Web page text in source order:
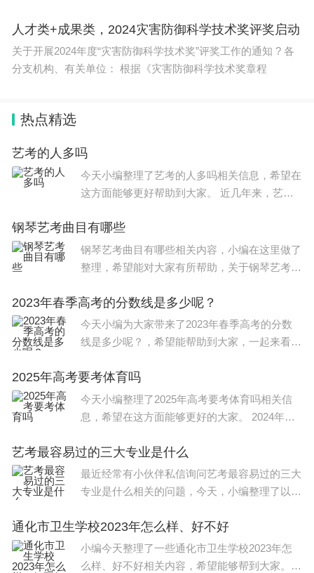
好充分的准备
其实答辩考验的也是学生的各项能力和性格，只要学
怕，如果自己气势上赢了，那么就证明你已经赢了一
而且不管是本科生还是研究生或者是博士，都需要认
真对待答辩，毕竟答辩也关乎这学生能否毕业。
要的一关，尤其是学历越高，答辩也就越严格，这对
于学生来讲也是一种考验。
所以学生在答辩前也要做好充分的准备，一定要拿出
自己全部的实力，把最好的一面展现给各位导师。
尤其是学生已经是经历了重重难关，千万不要败在这
那就会延期毕业，基本都要3-5年的时间，这也会耽
误学生更多的时间，同时也会导致学生错过最佳就业
人才类+成果类，2024灾害防御科学技术奖评奖启动
关于开展2024年度“灾害防御科学技术奖”评奖工作的通知 ? 各
分支机构、有关单位： 根据《灾害防御科学技术奖章程
热点精选
艺考的人多吗
今天小编整理了艺考的人多吗相关信息，希望在
这方面能够更好帮助到大家。 近几年来，艺考
增加。 从2002年我国初步形成艺考热起，全国
参加艺考的人数
钢琴艺考曲目有哪些
钢琴艺考曲目有哪些相关内容，小编在这里做了
整理，希望能对大家有所帮助，关于钢琴艺考曲
拿高分的钢琴曲以下列举十首以供参考： 1、
《c小调第八号钢琴
2023年春季高考的分数线是多少呢？
今天小编为大家带来了2023年春季高考的分数
线是多少呢？，希望能帮助到大家，一起来看看
术类)：本科540分;高职150分。 普通类(管理服
务类)：本科536分;
2025年高考要考体育吗
今天小编整理了2025年高考要考体育吗相关信
息，希望在这方面能够更好的大家。 2024年体
3月20日至4月7日，分批次进行。考生按网上约
定时间参加考试
艺考最容易过的三大专业是什么
最近经常有小伙伴私信询问艺考最容易过的三大
专业是什么相关的问题，今天，小编整理了以下
过的三大专业有：美术类专业、空乘专业、舞蹈
艺术类专业。 美术专
通化市卫生学校2023年怎么样、好不好
小编今天整理了一些通化市卫生学校2023年怎
么样、好不好相关内容，希望能够帮到大家。